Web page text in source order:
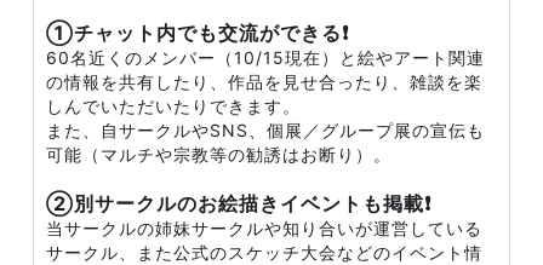
①チャット内でも交流ができる❗
60名近くのメンバー（10/15現在）と絵やアート関連
の情報を共有したり、作品を見せ合ったり、雑談を楽
しんでいただいたりできます。
また、自サークルやSNS、個展／グループ展の宣伝も
可能（マルチや宗教等の勧誘はお断り）。
②別サークルのお絵描きイベントも掲載❗
当サークルの姉妹サークルや知り合いが運営している
サークル、また公式のスケッチ大会などのイベント情